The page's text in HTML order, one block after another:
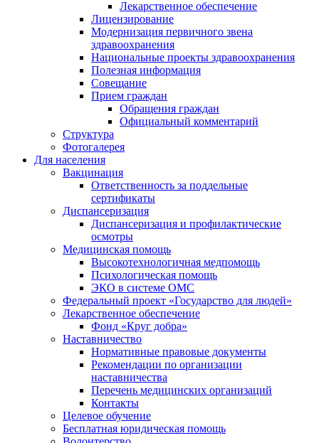
Лекарственное обеспечение
Лицензирование
Модернизация первичного звена
здравоохранения
Национальные проекты здравоохранения
Полезная информация
Совещание
Прием граждан
Обращения граждан
Официальный комментарий
Структура
Фотогалерея
Для населения
Вакцинация
Ответственность за поддельные
сертификаты
Диспансеризация
Диспансеризация и профилактические
осмотры
Медицинская помощь
Высокотехнологичная медпомощь
Психологическая помощь
ЭКО в системе ОМС
Федеральный проект «Государство для людей»
Лекарственное обеспечение
Фонд «Круг добра»
Наставничество
Нормативные правовые документы
Рекомендации по организации
наставничества
Перечень медицинских организаций
Контакты
Целевое обучение
Бесплатная юридическая помощь